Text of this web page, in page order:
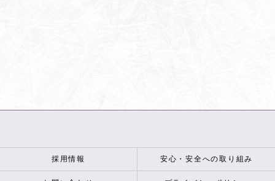
採用情報 安心・安全への取り組み